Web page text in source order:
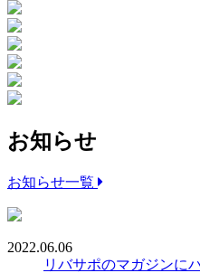
お知らせ
お知らせ一覧
2022.06.06
リバサポのマガジンに